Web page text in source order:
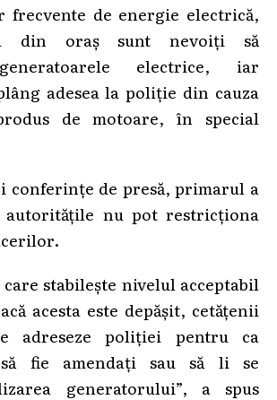
de energie electrică,
din oraș sunt nevoiți să
electrice, iar
adesea la poliție din cauza
de motoare, în special
conferințe de presă, primarul a
autoritățile nu pot restricționa
care stabilește nivelul acceptabil
acesta este depășit, cetățenii
adreseze poliției pentru ca
fie amendați sau să li se
generatorului”, a spus